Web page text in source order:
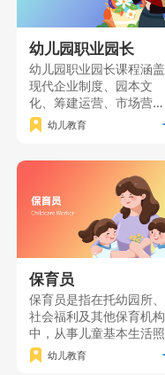
幼儿园职业园长
幼儿园职业园长课程涵盖
现代企业制度、园本文
化、筹建运营、市场营
销、园长职业素质、课程
创新及资源分析等关键知
维的职业园长，为幼儿园
的发展提供全方位指导与
支持。
幼儿教育
保育员
保育员是指在托幼园所、
社会福利及其他保育机构
中，从事儿童基本生活照
料、保健、自理能力培养
和辅助教育工作的人员。
幼儿教育